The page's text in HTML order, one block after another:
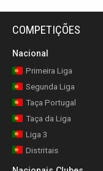
COMPETIÇÕES
Nacional
Primeira Liga
Segunda Liga
Taça Portugal
Taça da Liga
Liga 3
Distritais